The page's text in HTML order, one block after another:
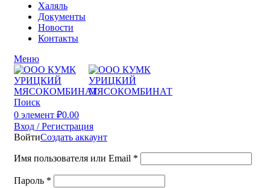
Халяль
Документы
Новости
Контакты
Меню
Поиск
0 элемент ₽0.00
Вход / Регистрация
ВойтиСоздать аккаунт
Имя пользователя или Email *
Пароль *